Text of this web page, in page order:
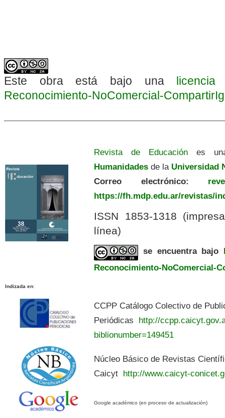
Este obra está bajo una
Reconocimiento-NoComercial-
Revista de Educación es
Humanidades de la Universidad
Correo electrónico:
https://fh.mdp.edu.ar/revistas/
ISSN 1853-1318
línea)
se encuentra bajo
Reconocimiento-NoComercial-
Indizada en:
CCPP Catálogo Colectivo de
Periódicas http://
biblionumber=149451
Núcleo Básico de Revistas
Caicyt http://www.caicyt-
Google académico (en proceso de actualización)